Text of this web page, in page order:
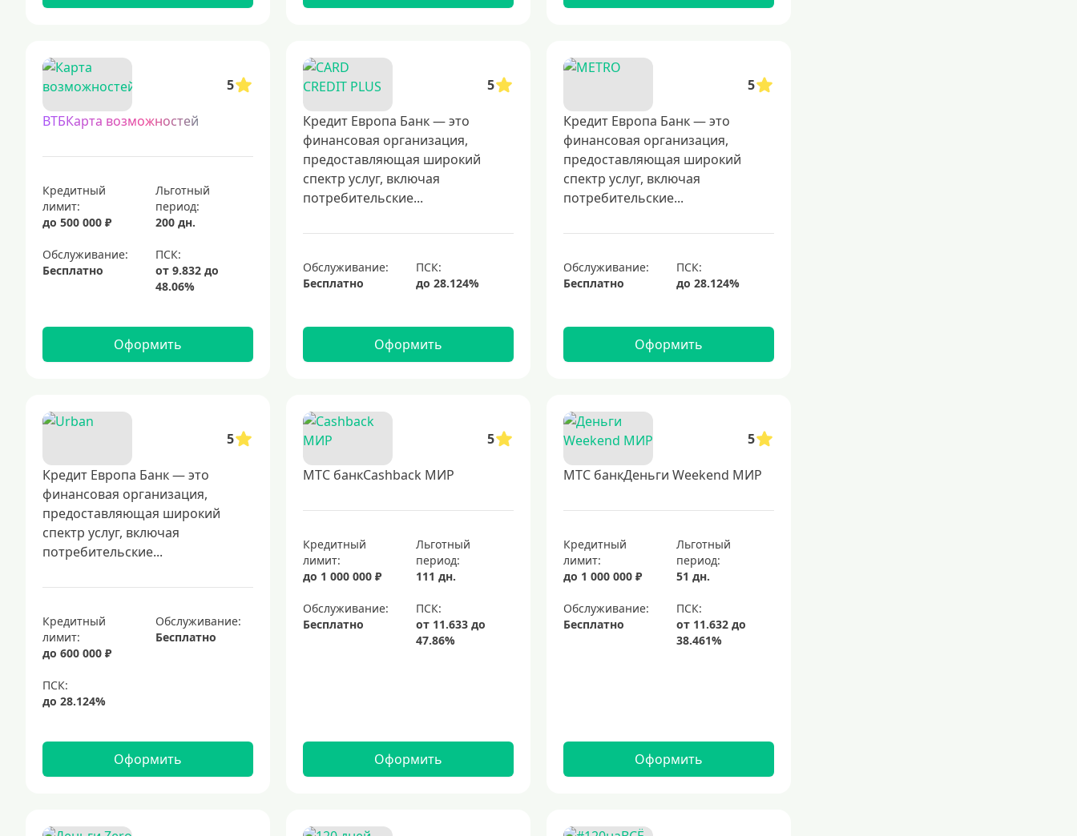
5
ВТБКарта возможностей
Кредитный
лимит:
до 500 000 ₽
Льготный
период:
200 дн.
Обслуживание:
Бесплатно
Оформить
5
Кредит Европа Банк — это
финансовая организация,
предоставляющая широкий
спектр услуг, включая
потребительские...
Обслуживание:
Бесплатно
Оформить
5
Кредит Европа Банк — это
финансовая организация,
предоставляющая широкий
спектр услуг, включая
потребительские...
Обслуживание:
Бесплатно
Оформить
5
Кредит Европа Банк — это
финансовая организация,
предоставляющая широкий
спектр услуг, включая
потребительские...
Кредитный
лимит:
до 600 000 ₽
Обслуживание:
Бесплатно
Оформить
5
МТС банкCashback МИР
Кредитный
лимит:
до 1 000 000 ₽
Льготный
период:
111 дн.
Обслуживание:
Бесплатно
Оформить
5
МТС банкДеньги Weekend МИР
Кредитный
лимит:
до 1 000 000 ₽
Льготный
период:
51 дн.
Обслуживание:
Бесплатно
Оформить